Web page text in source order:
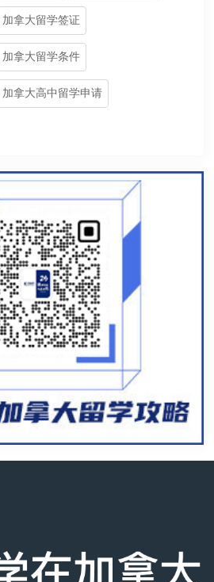
加拿大留学签证
加拿大留学条件
加拿大高中留学申请